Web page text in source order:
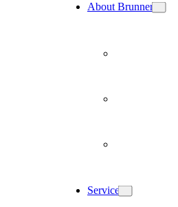
About Brunner
Service